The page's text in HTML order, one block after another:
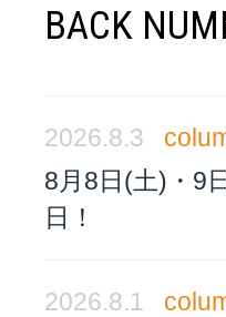
BACK
2026.8.3
8月8日(土)・9
日！
2026.8.1